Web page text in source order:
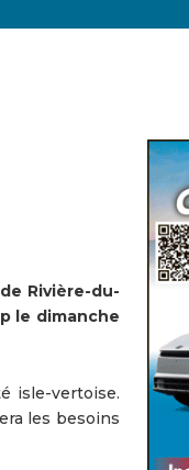
Rivière-du-
le dimanche
isle-vertoise.
les besoins